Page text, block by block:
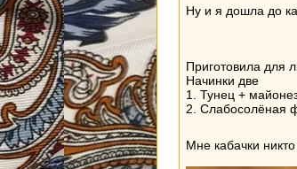
Ну и я дошла до
Приготовила для
Начинки две
1. Тунец +
2. Слабосолёная
Мне кабачки